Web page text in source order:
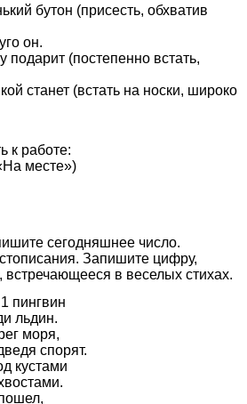
(присесть, обхватив
он.
(постепенно встать,
(встать на носки, широко
к работе:
месте»)
сегодняшнее число.
Запишите цифру,
в веселых стихах.
льдин.
моря,
спорят.
кустами